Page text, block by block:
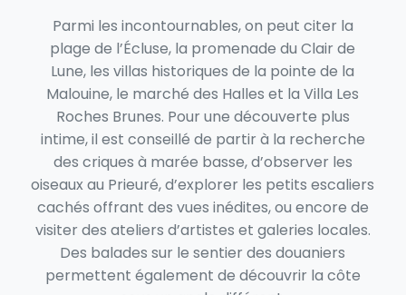
Parmi les incontournables, on peut citer la
plage de l’Écluse, la promenade du Clair de
Lune, les villas historiques de la pointe de la
Malouine, le marché des Halles et la Villa Les
Roches Brunes. Pour une découverte plus
intime, il est conseillé de partir à la recherche
des criques à marée basse, d’observer les
oiseaux au Prieuré, d’explorer les petits escaliers
cachés offrant des vues inédites, ou encore de
visiter des ateliers d’artistes et galeries locales.
Des balades sur le sentier des douaniers
permettent également de découvrir la côte